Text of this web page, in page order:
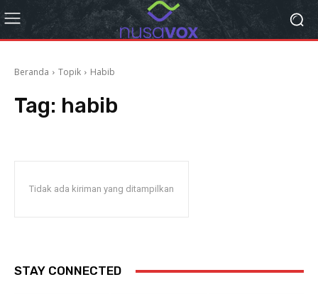
Beranda Topik Habib
Tag: habib
Tidak ada kiriman yang ditampilkan
STAY CONNECTED